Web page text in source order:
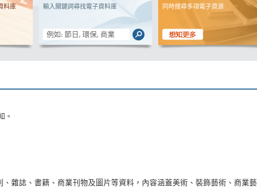
料庫 輸入關鍵詞尋找電子資料庫 同時搜尋多項電子資源
。
雜誌、書籍、商業刊物及圖片等資料，內容涵蓋美術、裝飾藝術、商業藝